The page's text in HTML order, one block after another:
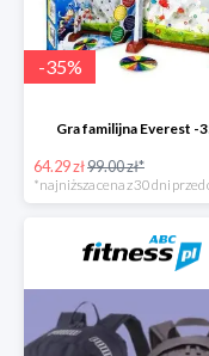
-35%
Gra familijna Everest -
64.29 zł99.00 zł*